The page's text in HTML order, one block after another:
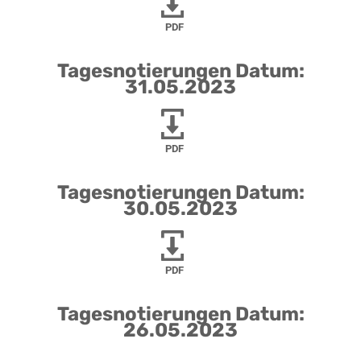
PDF
Tagesnotierungen Datum:
31.05.2023
PDF
Tagesnotierungen Datum:
30.05.2023
PDF
Tagesnotierungen Datum:
26.05.2023